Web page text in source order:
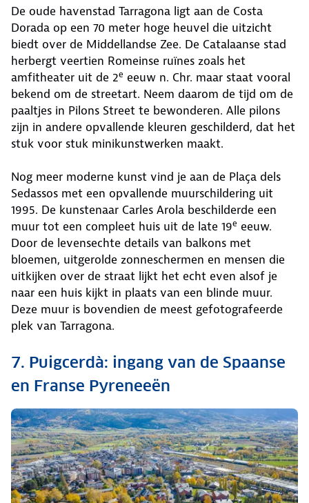
De oude havenstad Tarragona ligt aan de Costa
Dorada op een 70 meter hoge heuvel die uitzicht
biedt over de Middellandse Zee. De Catalaanse stad
herbergt veertien Romeinse ruïnes zoals het
amfitheater uit de 2e eeuw n. Chr. maar staat vooral
bekend om de streetart. Neem daarom de tijd om de
paaltjes in Pilons Street te bewonderen. Alle pilons
zijn in andere opvallende kleuren geschilderd, dat het
stuk voor stuk minikunstwerken maakt.
Nog meer moderne kunst vind je aan de Plaça dels
Sedassos met een opvallende muurschildering uit
1995. De kunstenaar Carles Arola beschilderde een
muur tot een compleet huis uit de late 19e eeuw.
Door de levensechte details van balkons met
bloemen, uitgerolde zonneschermen en mensen die
uitkijken over de straat lijkt het echt even alsof je
naar een huis kijkt in plaats van een blinde muur.
Deze muur is bovendien de meest gefotografeerde
plek van Tarragona.
7. Puigcerdà: ingang van de Spaanse
en Franse Pyreneeën